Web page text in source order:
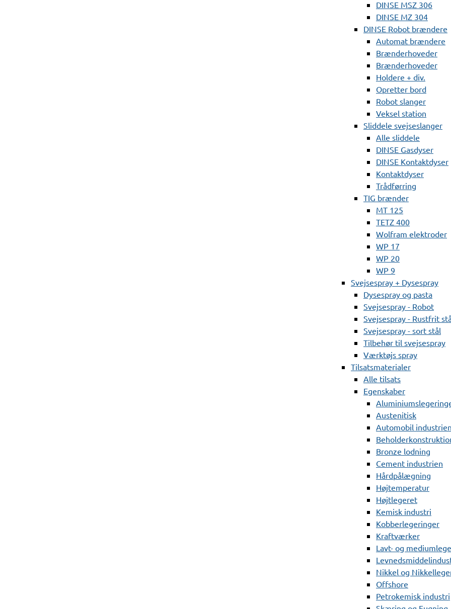
DINSE MSZ 306
DINSE MZ 304
DINSE Robot brændere
Automat brændere
Brænderhoveder
Brænderhoveder
Holdere + div.
Opretter bord
Robot slanger
Veksel station
Sliddele svejseslanger
Alle sliddele
DINSE Gasdyser
DINSE Kontaktdyser
Kontaktdyser
Trådførring
TIG brænder
MT 125
TETZ 400
Wolfram elektroder
WP 17
WP 20
WP 9
Svejsespray + Dysespray
Dysespray og pasta
Svejsespray - Robot
Svejsespray - Rustfrit
Svejsespray - sort stål
Tilbehør til svejsespray
Værktøjs spray
Tilsatsmaterialer
Alle tilsats
Egenskaber
Austenitisk
Automobil industrien
Bronze lodning
Cement industrien
Hårdpålægning
Højtemperatur
Højtlegeret
Kemisk industri
Kobberlegeringer
Kraftværker
Lavt- og
Nikkel og
Offshore
Petrokemisk industri